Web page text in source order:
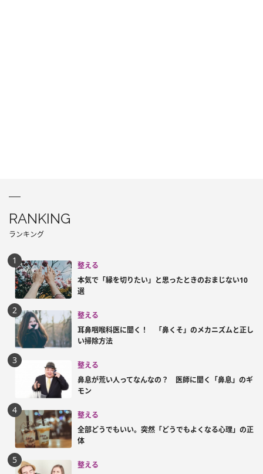
RANKING
ランキング
整える
本気で「縁を切りたい」と思ったときのおまじない10
選
整える
耳鼻咽喉科医に聞く！ 「鼻くそ」のメカニズムと正し
い掃除方法
整える
鼻息が荒い人ってなんなの？ 医師に聞く「鼻息」のギ
モン
整える
全部どうでもいい。突然「どうでもよくなる心理」の正
体
整える